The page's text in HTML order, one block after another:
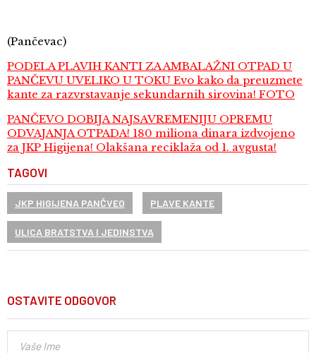
(Pančevac)
PODELA PLAVIH KANTI ZA AMBALAŽNI OTPAD U
PANČEVU UVELIKO U TOKU Evo kako da preuzmete
kante za razvrstavanje sekundarnih sirovina! FOTO
PANČEVO DOBIJA NAJSAVREMENIJU OPREMU
ODVAJANJA OTPADA! 180 miliona dinara izdvojeno
za JKP Higijena! Olakšana reciklaža od 1. avgusta!
TAGOVI
JKP HIGIJENA PANČVEO PLAVE KANTE
ULICA BRATSTVA I JEDINSTVA
OSTAVITE ODGOVOR